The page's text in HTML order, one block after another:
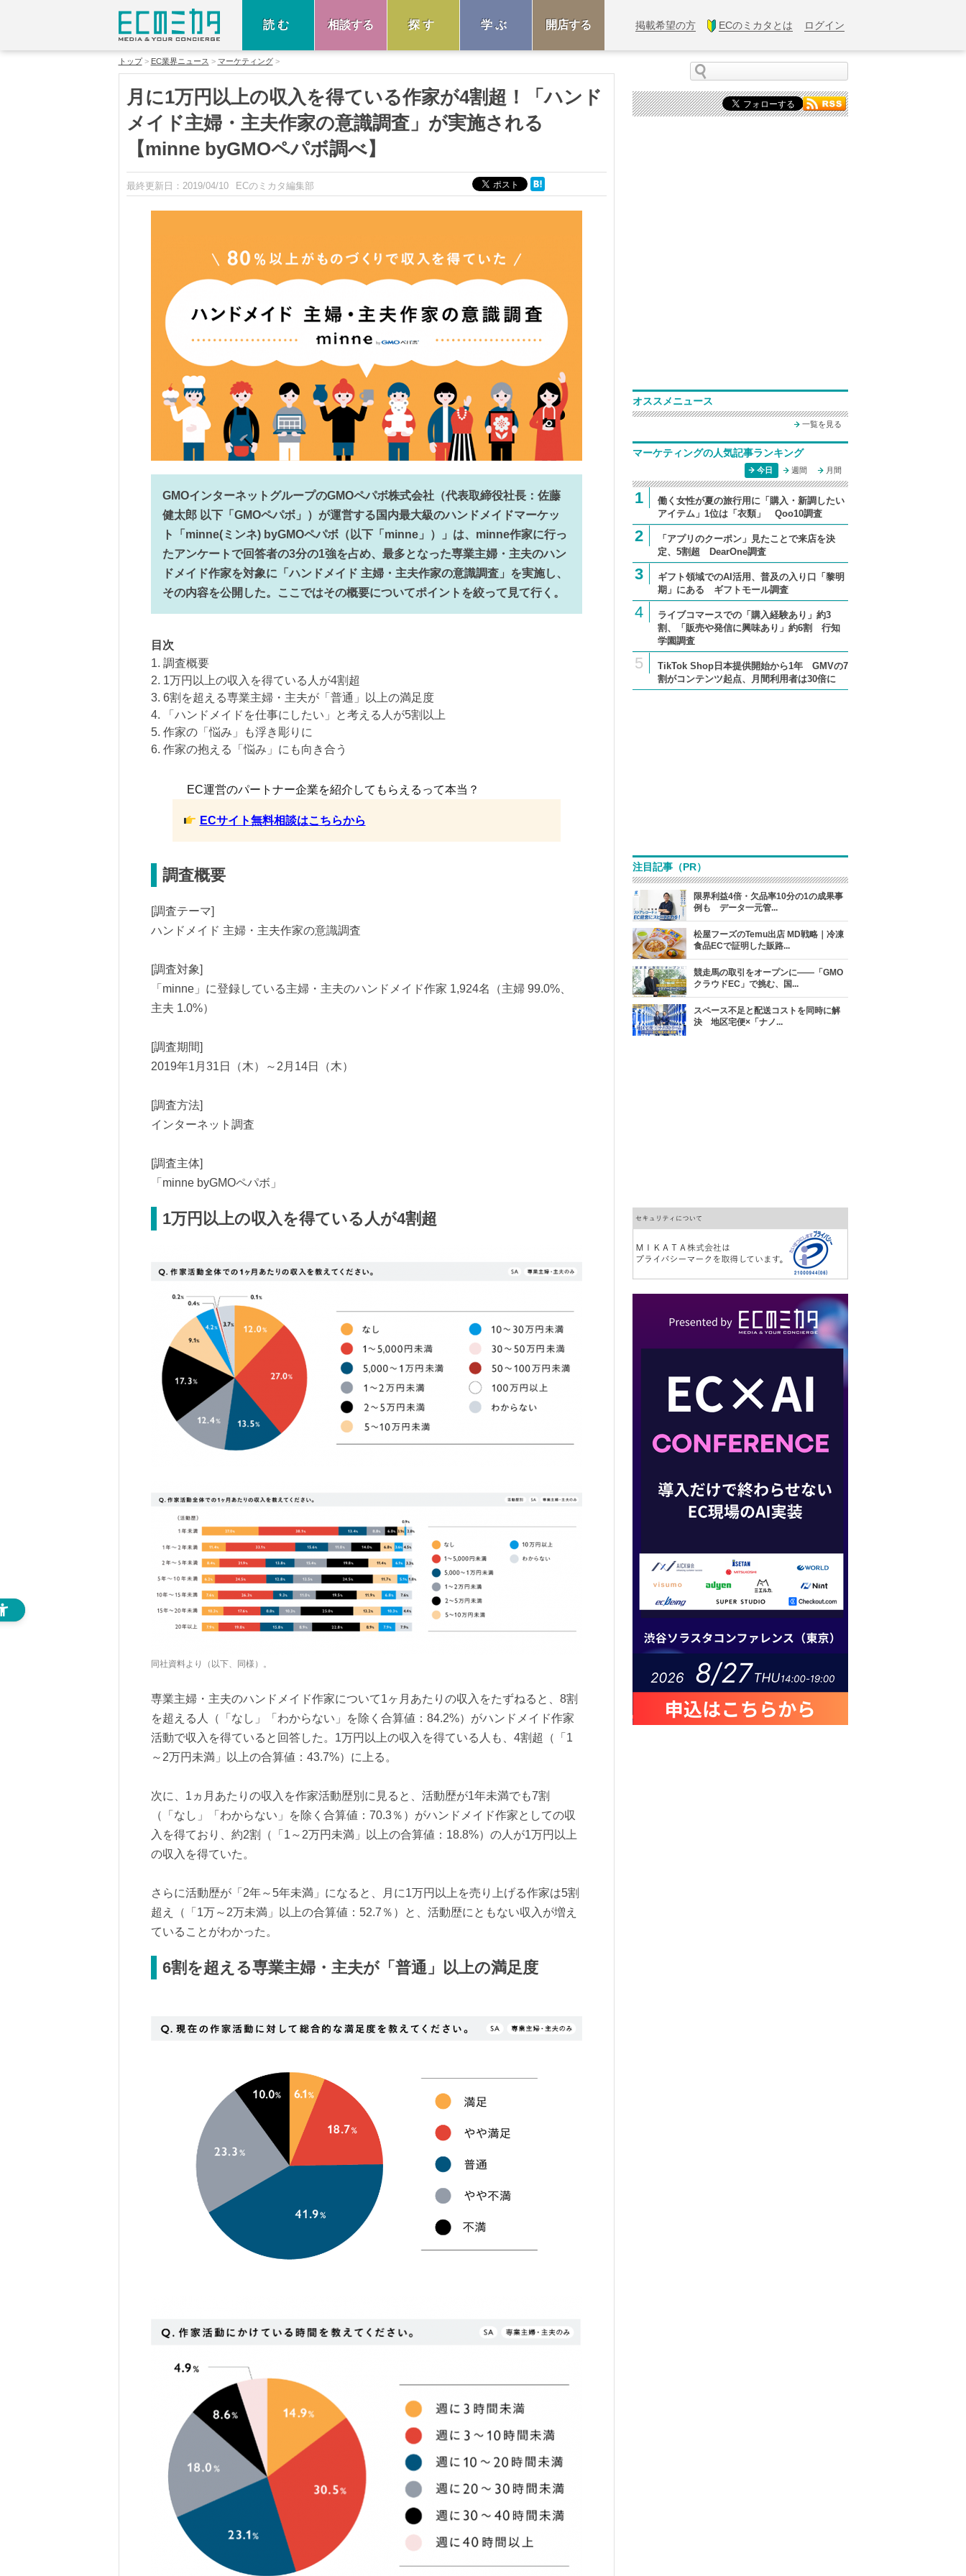
読む 相談する 探す 学ぶ 開店する 掲載希望の方 ECのミカタとは ログイン
トップ EC業界ニュース マーケティング
月に1万円以上の収入を得ている作家が4割超！「ハンド
メイド主婦・主夫作家の意識調査」が実施される
【minne byGMOペパボ調べ】
最終更新日： 2019/04/10 ECのミカタ編集部
GMOインターネットグループのGMOペパボ株式会社（代表取締役社長：佐藤
健太郎 以下「GMOペパボ」）が運営する国内最大級のハンドメイドマーケッ
ト「minne(ミンネ) byGMOペパボ（以下「minne」）」は、minne作家に行っ
たアンケートで回答者の3分の1強を占め、最多となった専業主婦・主夫のハン
ドメイド作家を対象に「ハンドメイド 主婦・主夫作家の意識調査」を実施し、
その内容を公開した。ここではその概要についてポイントを絞って見て行く。
目次
1. 調査概要
2. 1万円以上の収入を得ている人が4割超
3. 6割を超える専業主婦・主夫が「普通」以上の満足度
4. 「ハンドメイドを仕事にしたい」と考える人が5割以上
5. 作家の「悩み」も浮き彫りに
6. 作家の抱える「悩み」にも向き合う
EC運営のパートナー企業を紹介してもらえるって本当？
ECサイト無料相談はこちらから
調査概要
[調査テーマ]
ハンドメイド 主婦・主夫作家の意識調査
[調査対象]
「minne」に登録している主婦・主夫のハンドメイド作家 1,924名（主婦 99.0%、
主夫 1.0%）
[調査期間]
2019年1月31日（木）～2月14日（木）
[調査方法]
インターネット調査
[調査主体]
「minne byGMOペパボ」
1万円以上の収入を得ている人が4割超
同社資料より（以下、同様）。
専業主婦・主夫のハンドメイド作家について1ヶ月あたりの収入をたずねると、8割
を超える人（「なし」「わからない」を除く合算値：84.2%）がハンドメイド作家
活動で収入を得ていると回答した。1万円以上の収入を得ている人も、4割超（「1
～2万円未満」以上の合算値：43.7%）に上る。
次に、1ヵ月あたりの収入を作家活動歴別に見ると、活動歴が1年未満でも7割
（「なし」「わからない」を除く合算値：70.3％）がハンドメイド作家としての収
入を得ており、約2割（「1～2万円未満」以上の合算値：18.8%）の人が1万円以上
の収入を得ていた。
さらに活動歴が「2年～5年未満」になると、月に1万円以上を売り上げる作家は5割
超え（「1万～2万未満」以上の合算値：52.7％）と、活動歴にともない収入が増え
ていることがわかった。
6割を超える専業主婦・主夫が「普通」以上の満足度
オススメニュース
一覧を見る
マーケティングの人気記事ランキング
今日 週間 月間
1
働く女性が夏の旅行用に「購入・新調したい
アイテム」1位は「衣類」 Qoo10調査
2
「アプリのクーポン」見たことで来店を決
定、5割超 DearOne調査
3
ギフト領域でのAI活用、普及の入り口「黎明
期」にある ギフトモール調査
4
ライブコマースでの「購入経験あり」約3
割、「販売や発信に興味あり」約6割 行知
学園調査
5
TikTok Shop日本提供開始から1年 GMVの7
割がコンテンツ起点、月間利用者は30倍に
注目記事（PR）
限界利益4倍・欠品率10分の1の成果事
例も データ一元管...
松屋フーズのTemu出店 MD戦略｜冷凍
食品ECで証明した販路...
競走馬の取引をオープンに――「GMO
クラウドEC」で挑む、国...
スペース不足と配送コストを同時に解
決 地区宅便×「ナノ...